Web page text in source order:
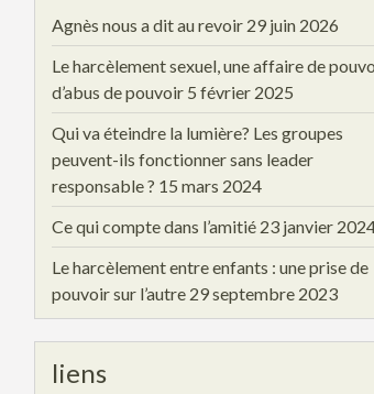
Agnès nous a dit au revoir 29 juin 2026
Le harcèlement sexuel, une affaire de
d’abus de pouvoir 5 février 2025
Qui va éteindre la lumière? Les groupes
peuvent-ils fonctionner sans leader
responsable ? 15 mars 2024
Ce qui compte dans l’amitié 23 janvier
Le harcèlement entre enfants : une prise de
pouvoir sur l’autre 29 septembre 2023
liens